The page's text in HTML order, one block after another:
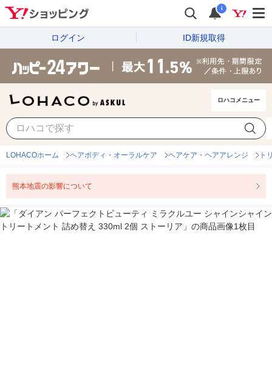
i
ログイン ID新規取得
ロハコメニュー
LOHACOホーム ヘアボディ・オーラルケア ヘアケア・ヘアアレンジ ト
熊本地震の影響について